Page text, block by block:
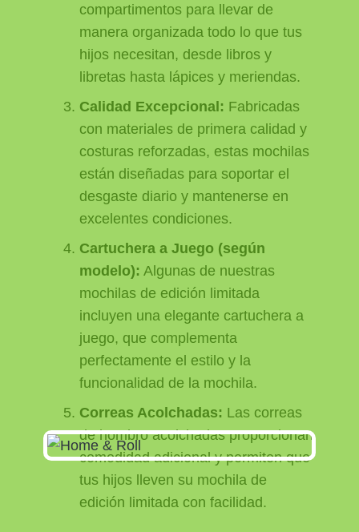
compartimentos para llevar de
manera organizada todo lo que tus
hijos necesitan, desde libros y
libretas hasta lápices y meriendas.
Calidad Excepcional: Fabricadas
con materiales de primera calidad y
costuras reforzadas, estas mochilas
están diseñadas para soportar el
desgaste diario y mantenerse en
excelentes condiciones.
Cartuchera a Juego (según
modelo): Algunas de nuestras
mochilas de edición limitada
incluyen una elegante cartuchera a
juego, que complementa
perfectamente el estilo y la
funcionalidad de la mochila.
Correas Acolchadas: Las correas
de hombro acolchadas proporcionan
comodidad adicional y permiten que
tus hijos lleven su mochila de
edición limitada con facilidad.